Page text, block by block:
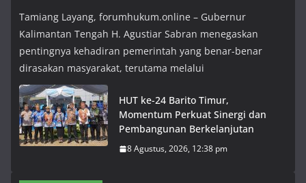
Tamiang Layang, forumhukum.online – Gubernur
Kalimantan Tengah H. Agustiar Sabran menegaskan
pentingnya kehadiran pemerintah yang benar-benar
dirasakan masyarakat, terutama melalui
HUT ke-24 Barito Timur,
Momentum Perkuat Sinergi dan
Pembangunan Berkelanjutan
8 Agustus, 2026, 12:38 pm